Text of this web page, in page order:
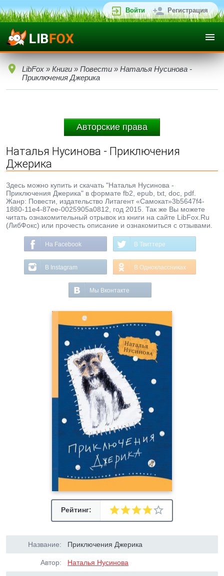
Войти Регистрация
LibFox » Книги » Повести » Наталья Нусинова -
Приключения Джерика
Авторские права
Наталья Нусинова - Приключения
Джерика
Здесь можно купить и скачать "Наталья Нусинова -
Приключения Джерика" в формате fb2, epub, txt, doc, pdf.
Жанр: Повести, издательство Литагент «Самокат»3b5647f4-
1880-11e4-87ee-0025905a0812, год 2015. Так же Вы можете
читать ознакомительный отрывок из книги на сайте LibFox.Ru
(ЛибФокс) или прочесть описание и ознакомиться с отзывами.
На Facebook В Твиттере
В Instagram В Одноклассниках
Мы Вконтакте
Рейтинг:
Название: Приключения Джерика
Автор: Наталья Нусинова